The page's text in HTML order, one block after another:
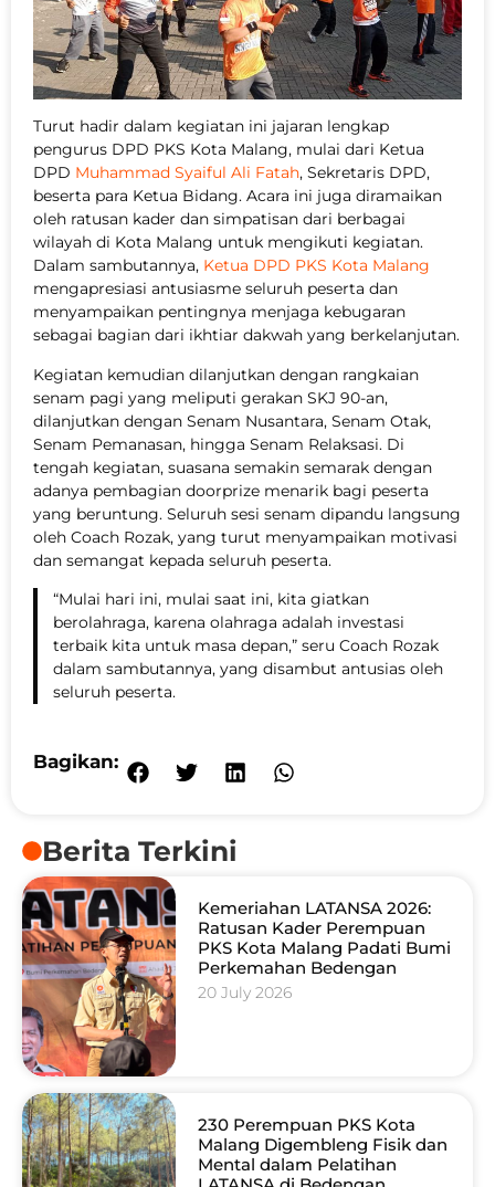
Turut hadir dalam kegiatan ini jajaran lengkap
pengurus DPD PKS Kota Malang, mulai dari Ketua
DPD Muhammad Syaiful Ali Fatah, Sekretaris DPD,
beserta para Ketua Bidang. Acara ini juga diramaikan
oleh ratusan kader dan simpatisan dari berbagai
wilayah di Kota Malang untuk mengikuti kegiatan.
Dalam sambutannya, Ketua DPD PKS Kota Malang
mengapresiasi antusiasme seluruh peserta dan
menyampaikan pentingnya menjaga kebugaran
sebagai bagian dari ikhtiar dakwah yang berkelanjutan.
Kegiatan kemudian dilanjutkan dengan rangkaian
senam pagi yang meliputi gerakan SKJ 90-an,
dilanjutkan dengan Senam Nusantara, Senam Otak,
Senam Pemanasan, hingga Senam Relaksasi. Di
tengah kegiatan, suasana semakin semarak dengan
adanya pembagian doorprize menarik bagi peserta
yang beruntung. Seluruh sesi senam dipandu langsung
oleh Coach Rozak, yang turut menyampaikan motivasi
dan semangat kepada seluruh peserta.
“Mulai hari ini, mulai saat ini, kita giatkan
berolahraga, karena olahraga adalah investasi
terbaik kita untuk masa depan,” seru Coach Rozak
dalam sambutannya, yang disambut antusias oleh
seluruh peserta.
Bagikan:
Berita Terkini
Kemeriahan LATANSA 2026:
Ratusan Kader Perempuan
PKS Kota Malang Padati Bumi
Perkemahan Bedengan
20 July 2026
230 Perempuan PKS Kota
Malang Digembleng Fisik dan
Mental dalam Pelatihan